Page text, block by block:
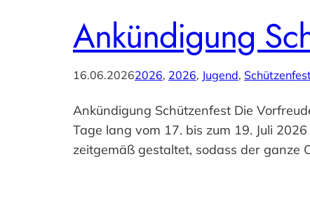
Ankündigung
16.06.20262026, 2026, Jugend,
Ankündigung Schützenfest Die
Tage lang vom 17. bis zum 19. Juli
zeitgemäß gestaltet, sodass der ganze